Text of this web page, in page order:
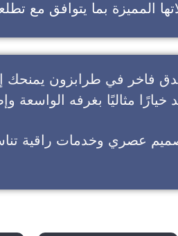
المميزة بما يتوافق مع
فاخر في طرابزون يمنحك
خيارًا مثاليًا بغرفه الواسعة
عصري وخدمات راقية